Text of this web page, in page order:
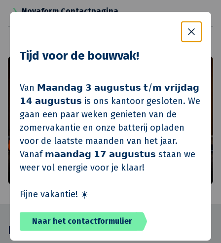
Tijd voor de bouwvak!
Van 𝗠𝗮𝗮𝗻𝗱𝗮𝗴 𝟯 𝗮𝘂𝗴𝘂𝘀𝘁𝘂𝘀 𝘁/𝗺 𝘃𝗿𝗶𝗷𝗱𝗮𝗴
𝟭𝟰 𝗮𝘂𝗴𝘂𝘀𝘁𝘂𝘀 is ons kantoor gesloten. We
gaan een paar weken genieten van de
zomervakantie en onze batterij opladen
voor de laatste maanden van het jaar.
Vanaf 𝗺𝗮𝗮𝗻𝗱𝗮𝗴 𝟭𝟳 𝗮𝘂𝗴𝘂𝘀𝘁𝘂𝘀 staan we
weer vol energie voor je klaar!
Fijne vakantie! ☀️
Naar het contactformulier
Novaform Contactpagina
KlokGroep gegevens